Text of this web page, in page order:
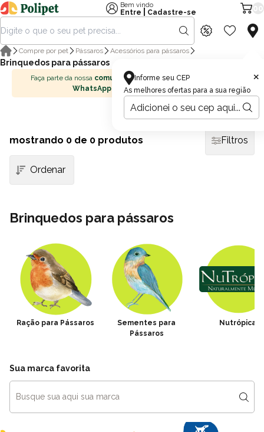
Informe seu CEP
As melhores ofertas para a sua região
×
Bem vindo
Entre
Cadastre-se
Compre por pet Pássaros Acessórios para pássaros
Brinquedos para pássaros
Faça parte da nossa comunidade no
WhatsApp
Brinquedos para pássaros
Ração para Pássaros
Sementes para
Pássaros
Nutrópica
mostrando 0 de 0 produtos Filtros
Sua marca favorita